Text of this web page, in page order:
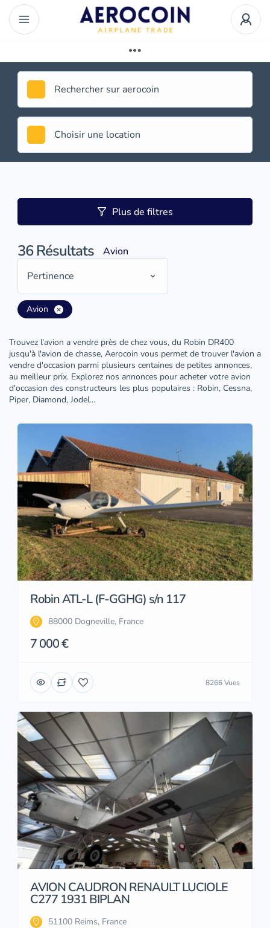
Plus de filtres
36Résultats
Avion
Pertinence
Avion
Trouvez l'avion a vendre près de chez vous, du Robin DR400
jusqu'à l'avion de chasse, Aerocoin vous permet de trouver l'avion a
vendre d'occasion parmi plusieurs centaines de petites annonces,
au meilleur prix. Explorez nos annonces pour acheter votre avion
d'occasion des constructeurs les plus populaires : Robin, Cessna,
Piper, Diamond, Jodel...
Robin ATL-L (F-GGHG) s/n 117
88000 Dogneville, France
7 000 €
8266 Vues
AVION CAUDRON RENAULT LUCIOLE
C277 1931 BIPLAN
51100 Reims, France